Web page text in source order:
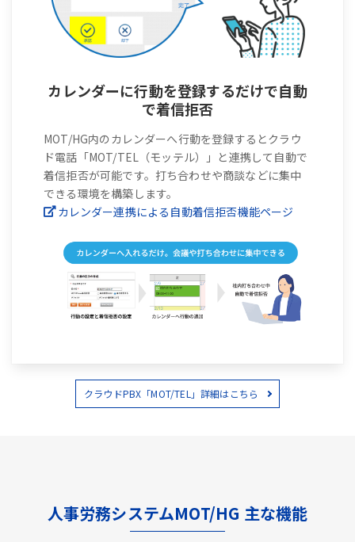
カレンダーに行動を登録するだけで自動
で着信拒否
MOT/HG内のカレンダーへ行動を登録するとクラウ
ド電話「MOT/TEL（モッテル）」と連携して自動で
着信拒否が可能です。打ち合わせや商談などに集中
できる環境を構築します。
カレンダー連携による自動着信拒否機能ページ
クラウドPBX「MOT/TEL」詳細はこちら
人事労務システムMOT/HG 主な機能